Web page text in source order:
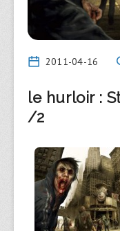
2011-04-16
le hurloir :
/2